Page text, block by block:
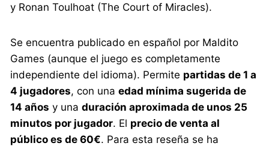
y Ronan Toulhoat (The Court of Miracles).
Se encuentra publicado en español por Maldito
Games (aunque el juego es completamente
independiente del idioma). Permite partidas de 1 a
4 jugadores, con unaedad mínima sugerida de
14 años y unaduración aproximada de unos 25
minutos por jugador. El precio de venta al
público es de 60€. Para esta reseña se ha